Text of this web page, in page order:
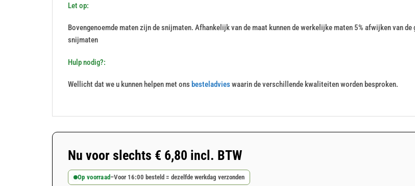
Let op:
Bovengenoemde maten zijn de snijmaten. Afhankelijk van de maat kunnen de werkelijke maten 5% afwijken van de
snijmaten
Hulp nodig?:
Wellicht dat we u kunnen helpen met ons besteladvieswaarin de verschillende kwaliteiten worden besproken.
Nu voor slechts € 6,80 incl. BTW
Op voorraad–Voor 16:00 besteld = dezelfde werkdag verzonden